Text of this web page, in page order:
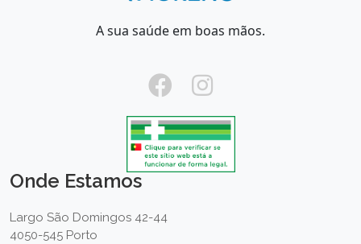
A sua saúde em boas mãos.
Onde Estamos
Largo São Domingos 42-44
4050-545 Porto